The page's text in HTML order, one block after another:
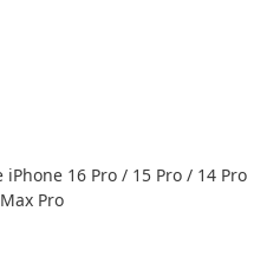
16 Pro / 15 Pro / 14 Pro
Pro